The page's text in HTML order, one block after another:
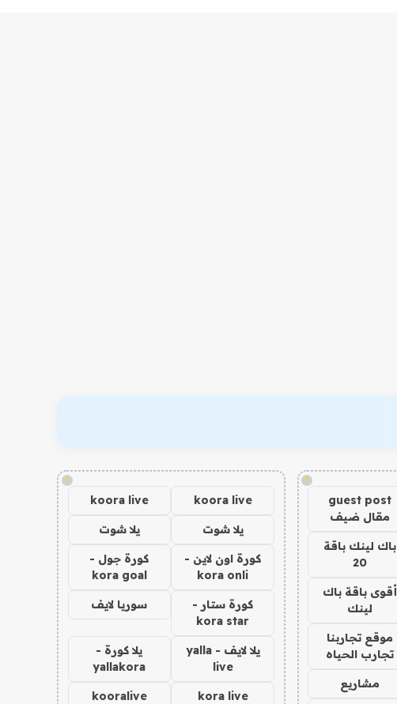
!
guest post
مقال ضيف
باك لينك باقة
20
أقوى باقة باك
لينك
موقع تجاربنا
تجارب الحياه
مشاريع
!
koora live
koora live
يلا شوت يلا شوت
كورة اون لاين -
kora onli
كورة جول -
kora goal
كورة ستار -
kora star
سوريا لايف
يلا لايف - yalla
live
يلا كورة -
yallakora
kora live
kooralive